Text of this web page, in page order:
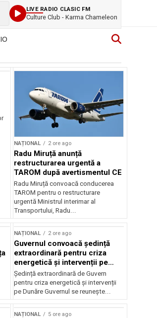
LIVE RADIO CLASIC FM
Culture Club - Karma Chameleon
NAȚIONAL 2 ore ago
Radu Miruță anunță
restructurarea urgentă a
TAROM după avertismentul CE
Radu Miruță convoacă conducerea
TAROM pentru o restructurare
urgentă Ministrul interimar al
Transportului, Radu...
NAȚIONAL 2 ore ago
Guvernul convoacă ședință
extraordinară pentru criza
energetică și intervenții pe
Dunăre
Ședință extraordinară de Guvern
pentru criza energetică și intervenții
pe Dunăre Guvernul se reunește...
NAȚIONAL 5 ore ago